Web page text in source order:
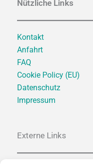
Nützliche Links
Kontakt
Anfahrt
FAQ
Cookie Policy (EU)
Datenschutz
Impressum
Externe Links